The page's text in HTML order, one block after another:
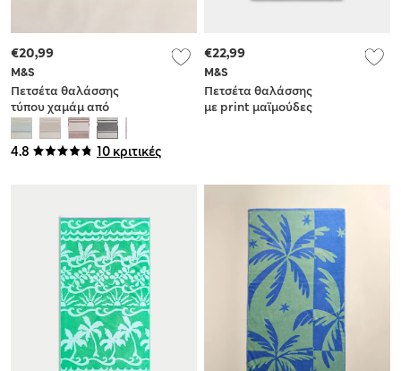
4.8 10 κριτικές
M&S
Πετσέτα θαλάσσης
τύπου χαμάμ από
100% βαμβάκι
€20,99
M&S
Πετσέτα θαλάσσης
με print μαϊμούδες
€22,99